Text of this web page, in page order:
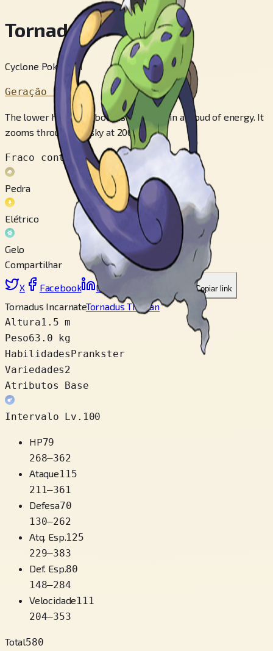
Tornadus
Cyclone Pokémon
Geração 5
The lower half of its body is wrapped in a cloud of energy. It
zooms through the sky at 200 mph.
Fraco contra
Pedra
Elétrico
Gelo
Compartilhar
X Facebook LinkedIn Copiar link
Tornadus IncarnateTornadus Therian
Altura1.5 m
Peso63.0 kg
HabilidadesPrankster
Variedades2
Atributos Base
Intervalo Lv.100
HP79
268–362
Ataque115
211–361
Defesa70
130–262
Atq. Esp.125
229–383
Def. Esp.80
148–284
Velocidade111
204–353
Total580